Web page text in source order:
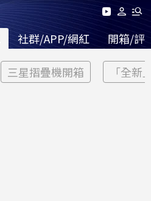
社群/APP/網紅 開箱/評
三星摺疊機開箱 「全新